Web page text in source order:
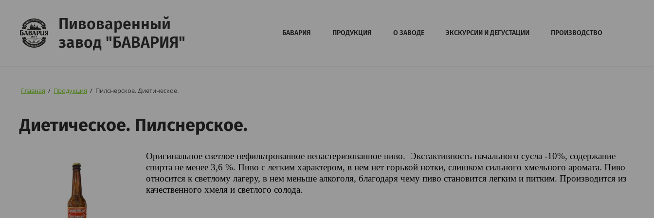
Пивоваренный
завод "БАВАРИЯ"
БАВАРИЯ ПРОДУКЦИЯ О ЗАВОДЕ ЭКСКУРСИИ И ДЕГУСТАЦИИ ПРОИЗВОДСТВО
Главная / Продукция / Пилснерское. Диетическое.
Диетическое. Пилснерское.
Оригинальное светлое нефильтрованное непастеризованное пиво. Экстактивность начального сусла -10%, содержание
спирта не менее 3,6 %. Пиво с легким характером, в нем нет горькой нотки, слишком сильного хмельного аромата. Пиво
относится к светлому лагеру, в нем меньше алкоголя, благодаря чему пиво становится легким и питким. Производится из
качественного хмеля и светлого солода.